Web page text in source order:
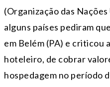
(Organização das
alguns países pediram
em Belém (PA) e criticou
hoteleiro, de cobrar
hospedagem no período